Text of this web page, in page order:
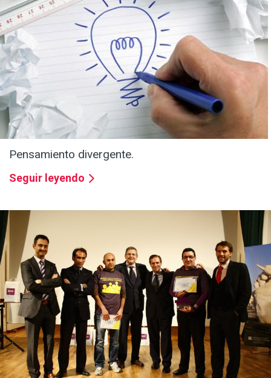
10 consejos para conectar mejor con los demás.
Seguir leyendo
Pensamiento divergente.
Seguir leyendo